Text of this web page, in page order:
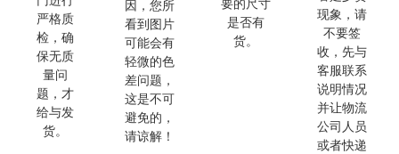
严格质
检，确
保无质
量问
题，才
给与发
货。
因，您所
看到图片
可能会有
轻微的色
差问题，
这是不可
避免的，
请谅解！
要的尺寸
是否有
货。
现象，请
不要签
收，先与
客服联系
说明情况
并让物流
公司人员
或者快递